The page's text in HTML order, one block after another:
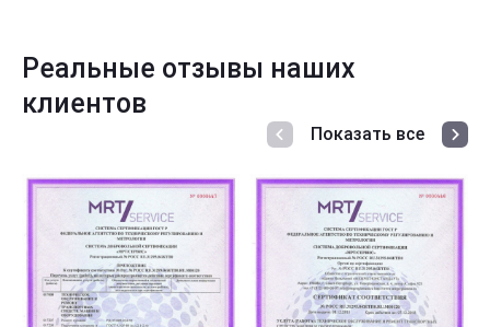
Реальные отзывы наших
клиентов
Показать все